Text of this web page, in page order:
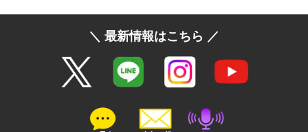
＼ 最新情報はこちら ／